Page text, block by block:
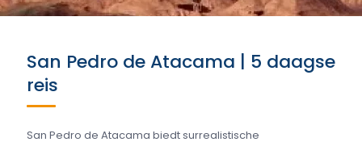
San Pedro de Atacama | 5 daagse
reis
San Pedro de Atacama biedt surrealistische